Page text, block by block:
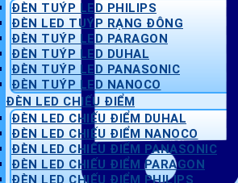
ĐÈN TUÝP LED PHILIPS
ĐÈN LED TUÝP RẠNG ĐÔNG
ĐÈN TUÝP LED PARAGON
ĐÈN TUÝP LED DUHAL
ĐÈN TUÝP LED PANASONIC
ĐÈN TUÝP LED NANOCO
ĐÈN LED CHIẾU ĐIỂM
ĐÈN LED CHIẾU ĐIỂM DUHAL
ĐÈN LED CHIẾU ĐIỂM NANOCO
ĐÈN LED CHIẾU ĐIỂM PANASONIC
ĐÈN LED CHIẾU ĐIỂM PARAGON
ĐÈN LED CHIẾU ĐIỂM PHILIPS